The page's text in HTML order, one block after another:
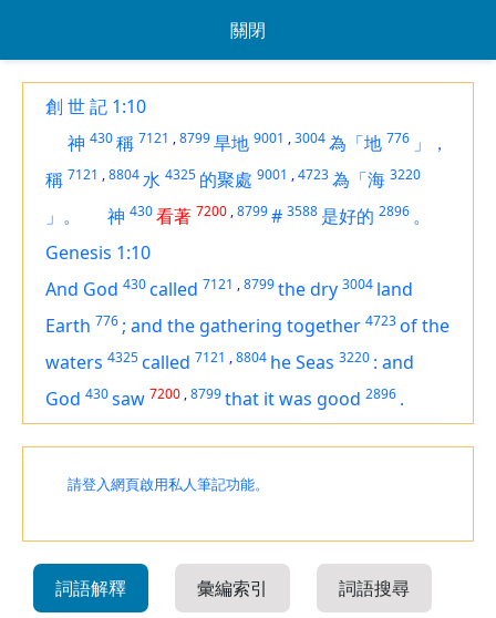
關閉
創 世 記 1:10
神 430稱 7121 ,8799旱地 9001 ,3004為「地 776 」，
稱 7121 ,8804水 4325 的聚處 9001 ,4723為「海 3220
」。 神 430看著 7200 ,8799# 3588 是好的 2896 。
Genesis 1:10
And God 430called 7121 ,8799the dry 3004 land
Earth 776 ; and the gathering together 4723of the
waters 4325called 7121 ,8804 he Seas 3220 : and
God 430saw 7200 ,8799that it was good 2896 .
請登入網頁啟用私人筆記功能。
詞語解釋 彙編索引 詞語搜尋